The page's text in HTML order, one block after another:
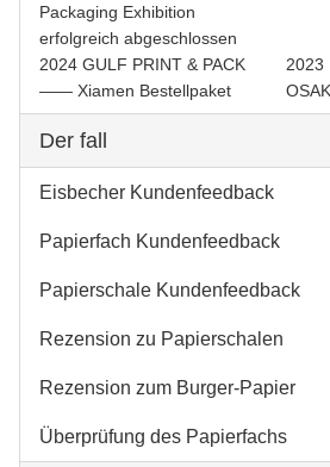
Packaging Exhibition
erfolgreich abgeschlossen
2024 GULF PRINT & PACK
—— Xiamen Bestellpaket
2023
Der fall
Eisbecher Kundenfeedback
Papierfach Kundenfeedback
Papierschale Kundenfeedback
Rezension zu Papierschalen
Rezension zum Burger-Papier
Überprüfung des Papierfachs